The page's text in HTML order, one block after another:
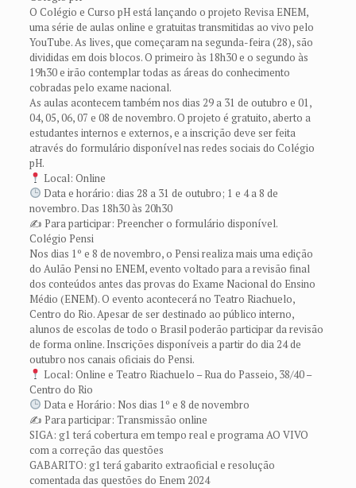
O Colégio e Curso pH está lançando o projeto Revisa ENEM,
uma série de aulas online e gratuitas transmitidas ao vivo pelo
YouTube. As lives, que começaram na segunda-feira (28), são
divididas em dois blocos. O primeiro às 18h30 e o segundo às
19h30 e irão contemplar todas as áreas do conhecimento
cobradas pelo exame nacional.
As aulas acontecem também nos dias 29 a 31 de outubro e 01,
04, 05, 06, 07 e 08 de novembro. O projeto é gratuito, aberto a
estudantes internos e externos, e a inscrição deve ser feita
através do formulário disponível nas redes sociais do Colégio
pH.
Local: Online
Data e horário: dias 28 a 31 de outubro; 1 e 4 a 8 de
novembro. Das 18h30 às 20h30
✍️ Para participar: Preencher o formulário disponível.
Colégio Pensi
Nos dias 1º e 8 de novembro, o Pensi realiza mais uma edição
do Aulão Pensi no ENEM, evento voltado para a revisão final
dos conteúdos antes das provas do Exame Nacional do Ensino
Médio (ENEM). O evento acontecerá no Teatro Riachuelo,
Centro do Rio. Apesar de ser destinado ao público interno,
alunos de escolas de todo o Brasil poderão participar da revisão
de forma online. Inscrições disponíveis a partir do dia 24 de
outubro nos canais oficiais do Pensi.
Local: Online e Teatro Riachuelo – Rua do Passeio, 38/40 –
Centro do Rio
Data e Horário: Nos dias 1º e 8 de novembro
✍️ Para participar: Transmissão online
SIGA: g1 terá cobertura em tempo real e programa AO VIVO
com a correção das questões
GABARITO: g1 terá gabarito extraoficial e resolução
comentada das questões do Enem 2024